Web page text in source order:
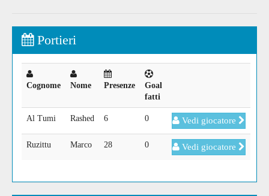
Portieri
Cognome Nome Presenze
Goal
fatti
Al Tumi Rashed 6 0 Vedi giocatore
Ruzittu Marco 28 0 Vedi giocatore